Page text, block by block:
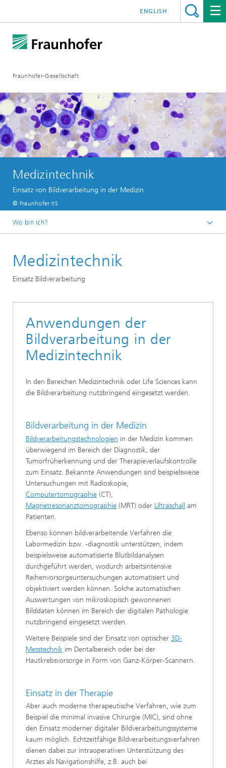
Fraunhofer-Gesellschaft
ENGLISH
Medizintechnik
Einsatz von Bildverarbeitung in der Medizin
© Fraunhofer IIS
Wo bin ich?
Technologien und Anwendungen
Medizintechnik
Einsatz Bildverarbeitung
Anwendungen der
Bildverarbeitung in der
Medizintechnik
In den Bereichen Medizintechnik oder Life Sciences kann
die Bildverarbeitung nutzbringend eingesetzt werden.
Bildverarbeitung in der Medizin
Bildverarbeitungstechnologien in der Medizin kommen
überwiegend im Bereich der Diagnostik, der
Tumorfrüherkennung und der Therapieverlaufskontrolle
zum Einsatz. Bekannte Anwendungen sind beispielsweise
Untersuchungen mit Radioskopie,
Computertomographie (CT),
Magnetresonanztomographie (MRT) oder Ultraschall
am
Patienten.
Ebenso können bildverarbeitende Verfahren die
Labormedizin bzw. -diagnostik unterstützen, indem
beispielsweise automatisierte Blutbildanalysen
durchgeführt werden, wodurch arbeitsintensive
Reihenvorsorgeuntersuchungen automatisiert und
objektiviert werden können. Solche automatischen
Auswertungen von mikroskopisch gewonnenen
Bilddaten können im Bereich der digitalen Pathologie
nutzbringend eingesetzt werden.
Weitere Beispiele sind der Einsatz von optischer 3D-
Messtechnik im Dentalbereich oder bei der
Hautkrebsvorsorge in Form von Ganz-Körper-Scannern.
Einsatz in der Therapie
Aber auch moderne therapeutische Verfahren, wie zum
Beispiel die minimal invasive Chirurgie (MIC), sind ohne
den Einsatz moderner digitaler Bildverarbeitungssysteme
kaum möglich. Echtzeitfähige Bildverarbeitungsverfahren
dienen dabei zur intraoperativen Unterstützung des
Arztes als Navigationshilfe, z.B. auch bei